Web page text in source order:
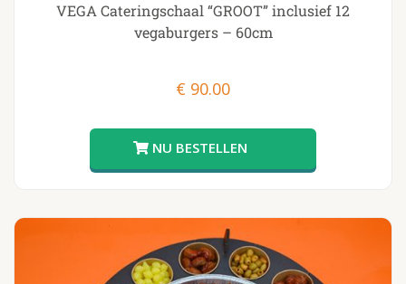
VEGA Cateringschaal “GROOT” inclusief 12
vegaburgers – 60cm
€ 90.00